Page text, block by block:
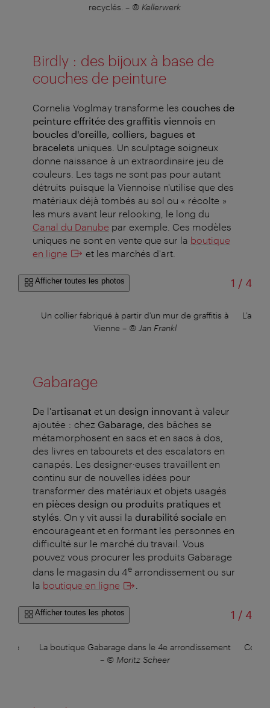
recyclés. – © Kellerwerk
Birdly : des bijoux à base de
couches de peinture
Cornelia Voglmay transforme les couches de
peinture effritée des graffitis viennois en
boucles d'oreille, colliers, bagues et
bracelets uniques. Un sculptage soigneux
donne naissance à un extraordinaire jeu de
couleurs. Les tags ne sont pas pour autant
détruits puisque la Viennoise n'utilise que des
matériaux déjà tombés au sol ou « récolte »
les murs avant leur relooking, le long du
Canal du Danube par exemple. Ces modèles
uniques ne sont en vente que sur la boutique
en ligne
et les marchés d'art.
Afficher toutes les photos 1 /sur
4
Un collier fabriqué à partir d'un mur de graffitis à
Vienne – © Jan Frankl
Gabarage
De l'artisanat et un design innovant à valeur
ajoutée : chez Gabarage, des bâches se
métamorphosent en sacs et en sacs à dos,
des livres en tabourets et des escalators en
canapés. Les designer·euses travaillent en
continu sur de nouvelles idées pour
transformer des matériaux et objets usagés
en pièces design ou produits pratiques et
stylés . On y vit aussi la durabilité sociale en
encourageant et en formant les personnes en
difficulté sur le marché du travail. Vous
pouvez vous procurer les produits Gabarage
dans le magasin du 4e arrondissement ou sur
la boutique en ligne
Afficher toutes les photos 1 /sur
4
La boutique Gabarage dans le 4e arrondissement
– © Moritz Scheer